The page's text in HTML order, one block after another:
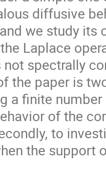
diffusive
we study
Laplace
spectrally
the paper is
a finite
of the
to
the support